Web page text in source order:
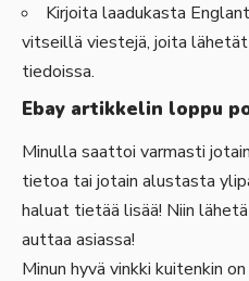
Kirjoita laadukasta
vitseillä viestejä, joita
tiedoissa.
Ebay artikkelin loppu
Minulla saattoi varmasti
tietoa tai jotain alustasta
haluat tietää lisää! Niin
auttaa asiassa!
Minun hyvä vinkki kuitenkin